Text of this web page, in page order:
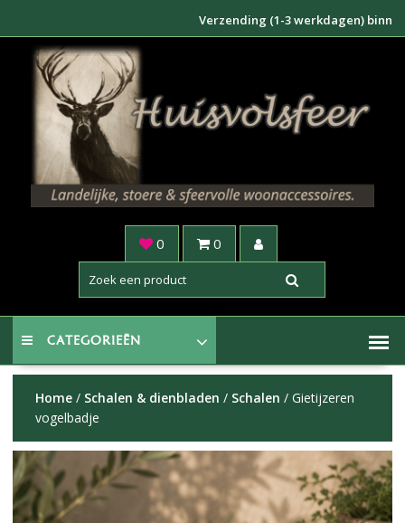
inhoud
Verzending (1-3 werkdagen) binnen
0 0
CATEGORIEËN
Home/ Schalen & dienbladen / Schalen / Gietijzeren
vogelbadje